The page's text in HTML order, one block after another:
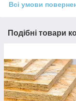
Всі умови
Подібні товари